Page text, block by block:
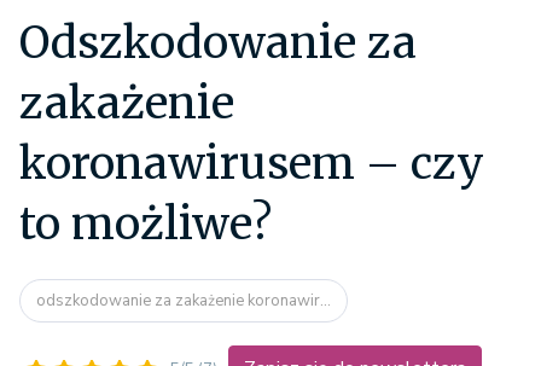
Odszkodowanie za
zakażenie
koronawirusem – czy
to możliwe?
odszkodowanie za zakażenie koronawir...